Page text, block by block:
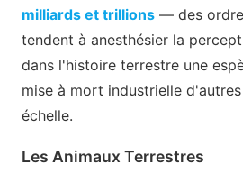
milliards et trillions — des
tendent à anesthésier la
dans l'histoire terrestre une
mise à mort industrielle
échelle.
Les Animaux Terrestres